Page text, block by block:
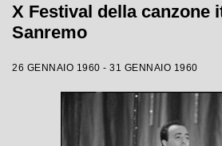
X Festival della canzone
Sanremo
26 GENNAIO 1960 - 31 GENNAIO 1960